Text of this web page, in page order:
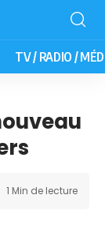
TV / RADIO /
1 Min de lecture